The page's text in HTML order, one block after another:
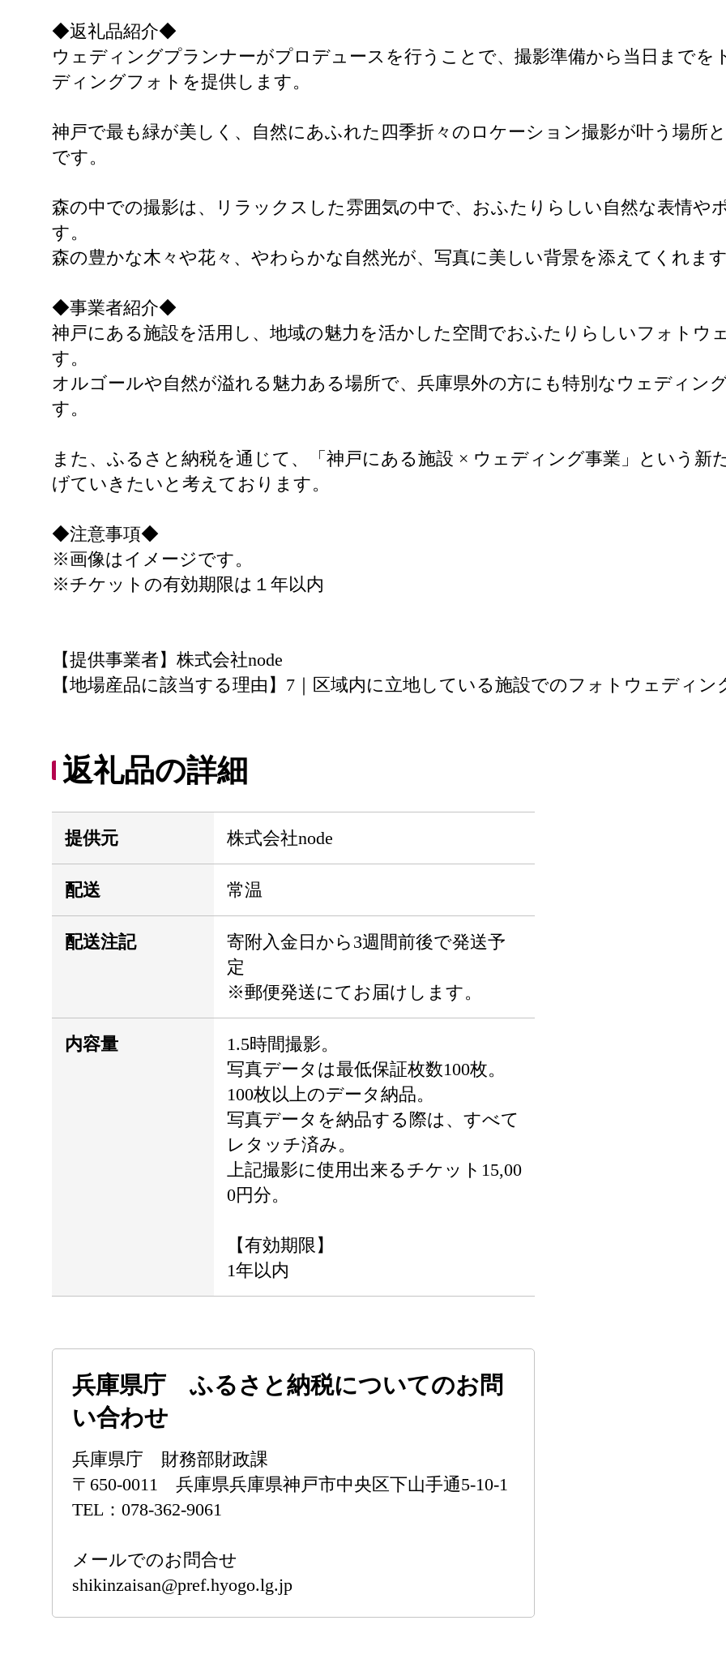
◆返礼品紹介◆
ウェディングプランナーがプロデュースを行うことで、撮影準備から当日まで
ディングフォトを提供します。
神戸で最も緑が美しく、自然にあふれた四季折々のロケーション撮影が叶う場所
です。
森の中での撮影は、リラックスした雰囲気の中で、おふたりらしい自然な表情や
す。
森の豊かな木々や花々、やわらかな自然光が、写真に美しい背景を添えてくれま
◆事業者紹介◆
神戸にある施設を活用し、地域の魅力を活かした空間でおふたりらしいフォトウ
す。
オルゴールや自然が溢れる魅力ある場所で、兵庫県外の方にも特別なウェディン
す。
また、ふるさと納税を通じて、「神戸にある施設 × ウェディング事業」という新
げていきたいと考えております。
◆注意事項◆
※画像はイメージです。
※チケットの有効期限は１年以内
【提供事業者】株式会社node
【地場産品に該当する理由】7｜区域内に立地している施設でのフォトウェディン
返礼品の詳細
提供元 株式会社node
配送 常温
配送注記
寄附入金日から3週間前後で発送予
定
※郵便発送にてお届けします。
内容量
1.5時間撮影。
写真データは最低保証枚数100枚。
100枚以上のデータ納品。
写真データを納品する際は、すべて
レタッチ済み。
上記撮影に使用出来るチケット15,00
0円分。
【有効期限】
1年以内
兵庫県庁 ふるさと納税についてのお問
い合わせ
兵庫県庁 財務部財政課
〒650-0011 兵庫県兵庫県神戸市中央区下山手通5-10-1
TEL：078-362-9061
メールでのお問合せ
shikinzaisan@pref.hyogo.lg.jp